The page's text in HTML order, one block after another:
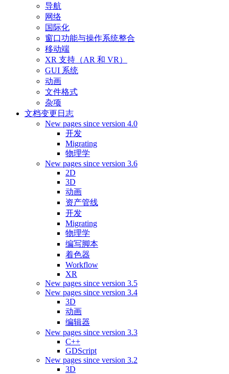
导航
网络
国际化
窗口功能与操作系统整合
移动端
XR 支持（AR 和 VR）
GUI 系统
动画
文件格式
杂项
文档变更日志
New pages since version 4.0
开发
Migrating
物理学
New pages since version 3.6
2D
3D
动画
资产管线
开发
Migrating
物理学
编写脚本
着色器
Workflow
XR
New pages since version 3.5
New pages since version 3.4
3D
动画
编辑器
New pages since version 3.3
C++
GDScript
New pages since version 3.2
3D